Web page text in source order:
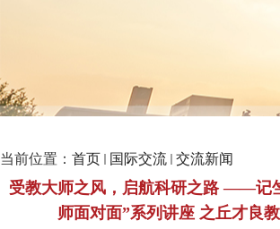
当前位置： 首页 国际交流 交流新闻
受教大师之风，启航科研之路 ――记
师面对面”系列讲座 之丘才良